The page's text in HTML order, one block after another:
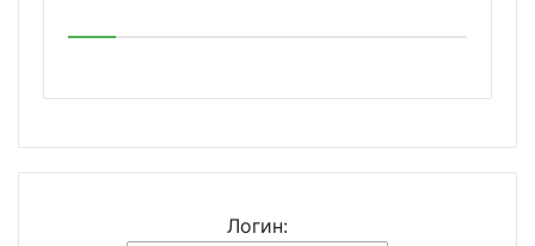
Логин: